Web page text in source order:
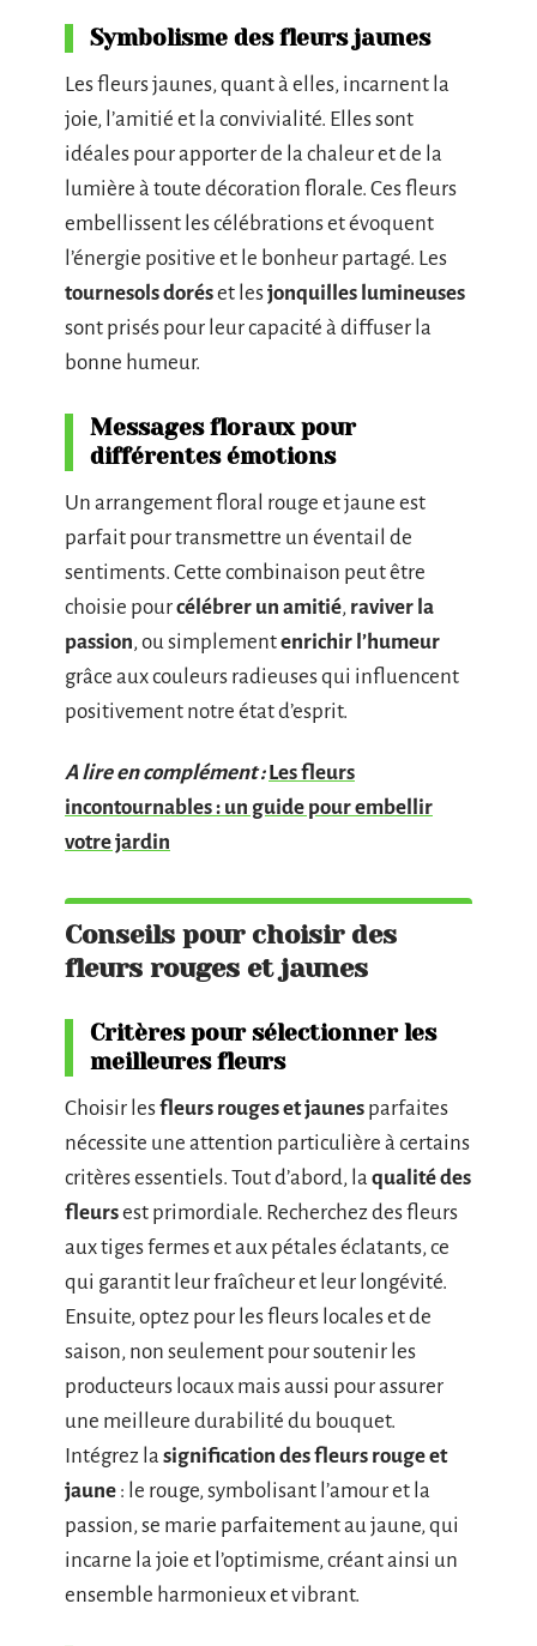
Symbolisme des fleurs jaunes
Les fleurs jaunes, quant à elles, incarnent la
joie, l’amitié et la convivialité. Elles sont
idéales pour apporter de la chaleur et de la
lumière à toute décoration florale. Ces fleurs
embellissent les célébrations et évoquent
l’énergie positive et le bonheur partagé. Les
tournesols doréset lesjonquilles lumineuses
sont prisés pour leur capacité à diffuser la
bonne humeur.
Messages floraux pour
différentes émotions
Un arrangement floral rouge et jaune est
parfait pour transmettre un éventail de
sentiments. Cette combinaison peut être
choisie pourcélébrer un amitié, raviver la
passion, ou simplementenrichir l’humeur
grâce aux couleurs radieuses qui influencent
positivement notre état d’esprit.
A lire en complément : Les fleurs
incontournables : un guide pour embellir
votre jardin
Conseils pour choisir des
fleurs rouges et jaunes
Critères pour sélectionner les
meilleures fleurs
Choisir lesfleurs rouges et jaunes parfaites
nécessite une attention particulière à certains
critères essentiels. Tout d’abord, la qualité des
fleursest primordiale. Recherchez des fleurs
aux tiges fermes et aux pétales éclatants, ce
qui garantit leur fraîcheur et leur longévité.
Ensuite, optez pour les fleurs locales et de
saison, non seulement pour soutenir les
producteurs locaux mais aussi pour assurer
une meilleure durabilité du bouquet.
Intégrez la signification des fleurs rouge et
jaune : le rouge, symbolisant l’amour et la
passion, se marie parfaitement au jaune, qui
incarne la joie et l’optimisme, créant ainsi un
ensemble harmonieux et vibrant.